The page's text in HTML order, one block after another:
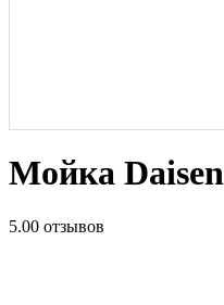
Мойка
5.00 отзывов